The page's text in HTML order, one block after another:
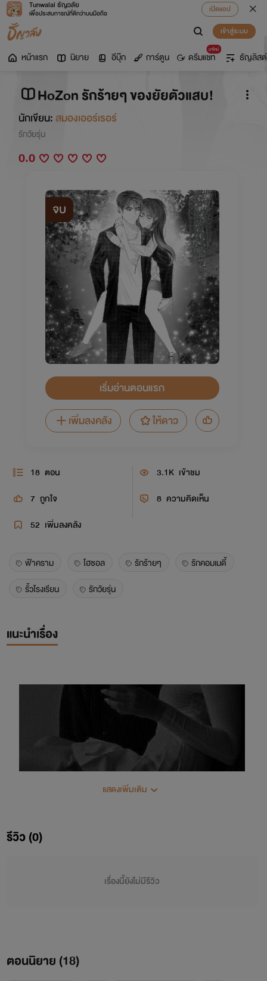
Tunwalai ธัญวลัย
เพื่อประสบการณ์ที่ดีกว่าบนมือถือ
เปิดแอป
เข้าสู่ระบบ
หน้าแรก นิยาย อีบุ๊ก การ์ตูน
มาใหม่
ดรีมแชท ธัญลิสต์
HoZon รักร้ายๆ ของยัยตัวแสบ!
นักเขียน:สมองเออร์เรอร์
รักวัยรุ่น
0.0
จบ
เริ่มอ่านตอนแรก
เพิ่มลงคลัง
ให้ดาว
18 ตอน 3.1K เข้าชม
7 ถูกใจ 8 ความคิดเห็น
52 เพิ่มลงคลัง
ฟ้าคราม โฮซอล รักร้ายๆ
รักคอมเมดี้
รั้วโรงเรียน
รักวัยรุ่น
แนะนำเรื่อง
แสดงเพิ่มเติม
รีวิว (0)
เรื่องนี้ยังไม่มีรีวิว
ตอนนิยาย (18)